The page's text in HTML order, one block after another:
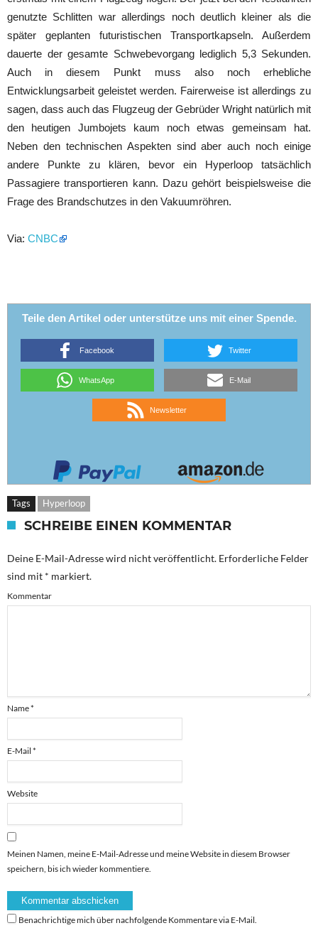
genutzte Schlitten war allerdings noch deutlich kleiner als die
später geplanten futuristischen Transportkapseln. Außerdem
dauerte der gesamte Schwebevorgang lediglich 5,3 Sekunden.
Auch in diesem Punkt muss also noch erhebliche
Entwicklungsarbeit geleistet werden. Fairerweise ist allerdings zu
sagen, dass auch das Flugzeug der Gebrüder Wright natürlich mit
den heutigen Jumbojets kaum noch etwas gemeinsam hat.
Neben den technischen Aspekten sind aber auch noch einige
andere Punkte zu klären, bevor ein Hyperloop tatsächlich
Passagiere transportieren kann. Dazu gehört beispielsweise die
Frage des Brandschutzes in den Vakuumröhren.
Via: CNBC
Teile den Artikel oder unterstütze uns mit einer Spende.
Facebook Twitter
WhatsApp E-Mail
Newsletter
Tags Hyperloop
SCHREIBE EINEN KOMMENTAR
Deine E-Mail-Adresse wird nicht veröffentlicht. Erforderliche Felder
sind mit * markiert.
Kommentar
Name*
E-Mail *
Website
Meinen Namen, meine E-Mail-Adresse und meine Website in diesem Browser
speichern, bis ich wieder kommentiere.
Benachrichtige mich über nachfolgende Kommentare via E-Mail.